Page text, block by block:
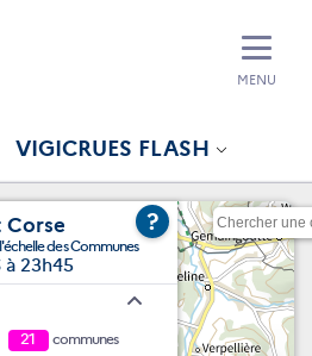
VIGICRUES FLASH
MENU
Corse
des Communes
à 23h45
?
21
communes